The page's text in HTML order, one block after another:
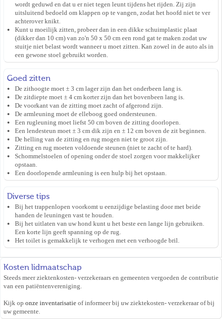
wordt geduwd en dat u er niet tegen leunt tijdens het rijden. Zij zijn
uitsluitend bedoeld om klappen op te vangen, zodat het hoofd niet te ver
achterover knikt.
Kunt u moeilijk zitten, probeer dan in een dikke schuimplastic plaat
(dikker dan 10 cm) van zo'n 50 x 50 cm een rond gat te maken zodat uw
stuitje niet belast wordt wanneer u moet zitten. Kan zowel in de auto als in
een gewone stoel gebruikt worden.
Goed zitten
De zithoogte moet ± 3 cm lager zijn dan het onderbeen lang is.
De zitdiepte moet ± 4 cm korter zijn dan het bovenbeen lang is.
De voorkant van de zitting moet zacht of afgerond zijn.
De armleuning moet de elleboog goed ondersteunen.
Een rugleuning moet liefst 50 cm boven de zitting doorlopen.
Een lendesteun moet ± 3 cm dik zijn en ± 12 cm boven de zit beginnen.
De helling van de zitting en rug mogen niet te groot zijn.
Zitting en rug moeten voldoende steunen (niet te zacht of te hard).
Schommelstoelen of opening onder de stoel zorgen voor makkelijker
opstaan.
Een doorlopende armleuning is een hulp bij het opstaan.
Diverse tips
Bij het trappenlopen voorkomt u eenzijdige belasting door met beide
handen de leuningen vast te houden.
Bij het uitlaten van uw hond kunt u het beste een lange lijn gebruiken.
Een korte lijn geeft spanning op de rug.
Het toilet is gemakkelijk te verhogen met een verhoogde bril.
Kosten lidmaatschap
Steeds meer ziektenkosten- verzekeraars en gemeenten vergoeden de contributie
van een patiëntenvereniging.
Kijk op onze inventar­isatie of informeer bij uw ziekte­kosten- verzeke­raar of bij
uw gemeente.